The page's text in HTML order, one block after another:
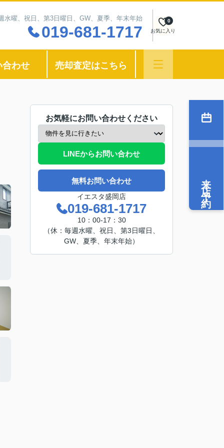
曜、祝日、第3日曜日、GW、夏季、年末年始
019-681-1717 お気に入り
0
合わせ 売却査定はこちら
お気軽にお問い合わせください
LINEからお問い合わせ
無料お問い合わせ
イエスタ盛岡店
019-681-1717
10：00-17：30
（休：毎週水曜、祝日、第3日曜日、
GW、夏季、年末年始）
来店予約